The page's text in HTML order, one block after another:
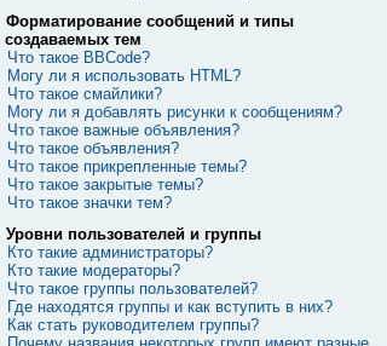
Форматирование сообщений и типы
создаваемых тем
Что такое BBCode?
Могу ли я использовать HTML?
Что такое смайлики?
Могу ли я добавлять рисунки к сообщениям?
Что такое важные объявления?
Что такое объявления?
Что такое прикрепленные темы?
Что такое закрытые темы?
Что такое значки тем?
Уровни пользователей и группы
Кто такие администраторы?
Кто такие модераторы?
Что такое группы пользователей?
Где находятся группы и как вступить в них?
Как стать руководителем группы?